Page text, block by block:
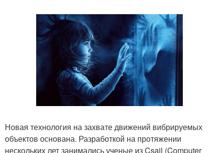
Новая технология на захвате движений вибрируемых
объектов основана. Разработкой на протяжении
нескольких лет занимались ученые из Csail (Computer